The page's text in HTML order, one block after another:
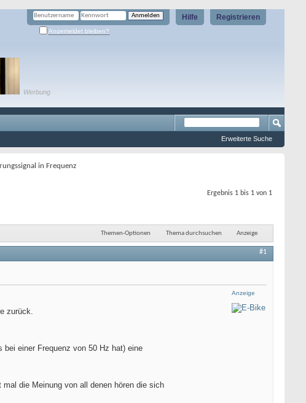
Registrieren
Hilfe
Angemeldet bleiben?
Werbung
Erweiterte Suche
in Frequenz
Ergebnis 1 bis 1 von 1
Themen-Optionen Thema durchsuchen Anzeige
#1
Anzeige
zurück.
einer Frequenz von 50 Hz hat) eine
die Meinung von all denen hören die sich